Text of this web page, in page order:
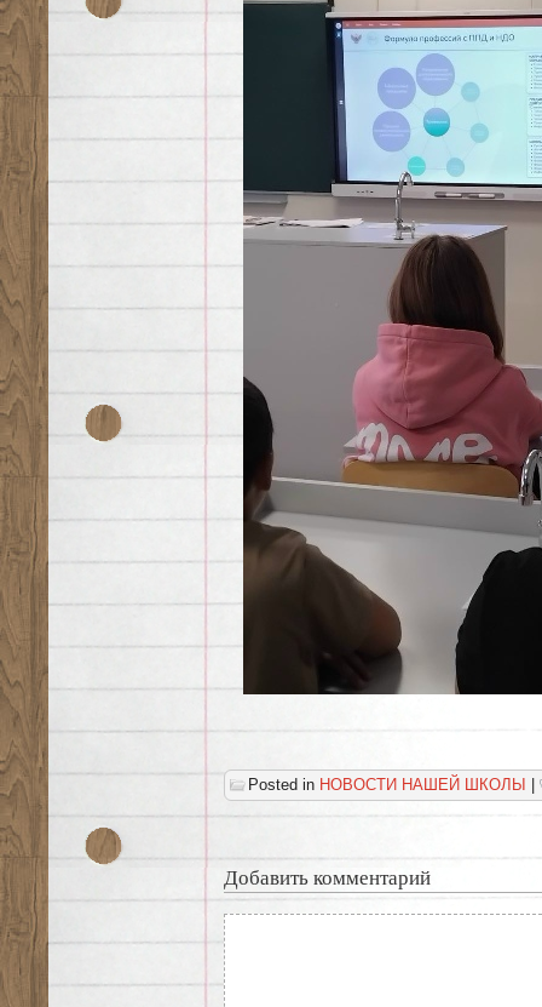
Posted in НОВОСТИ НАШЕЙ ШКОЛЫ |
Добавить комментарий